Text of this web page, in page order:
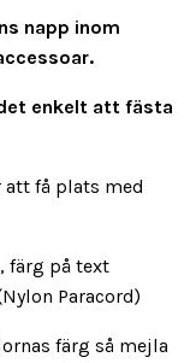
napp inom
enkelt att fästa
att få plats med
färg på text
Paracord)
färg så mejla